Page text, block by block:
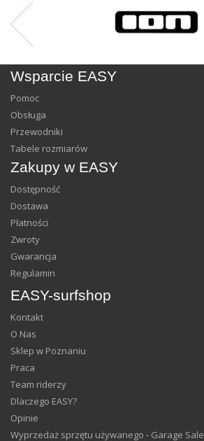
Wsparcie EASY
Pomoc
Obsługa
Przewodniki
Tabele rozmiarów
Zakupy w EASY
Dostępność
Dostawa
Płatności
Zwroty
Gwarancja
Regulamin
EASY-surfshop
Kontakt
O Nas
Sklep w Poznaniu
Praca
Team riderzy
Dlaczego EASY?
Opinie
Wyprzedaż sprzętu używanego - Garage Sale